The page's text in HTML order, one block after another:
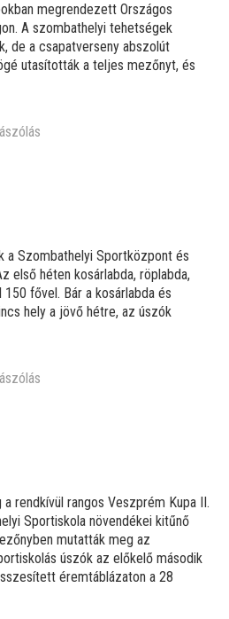
megrendezett Országos
A szombathelyi tehetségek
de a csapatverseny abszolút
utasították a teljes mezőnyt, és
a Szombathelyi Sportközpont és
első héten kosárlabda, röplabda,
fővel. Bár a kosárlabda és
hely a jövő hétre, az úszók
rendkívül rangos Veszprém Kupa II.
Sportiskola növendékei kitűnő
mutatták meg az
úszók az előkelő második
éremtáblázaton a 28